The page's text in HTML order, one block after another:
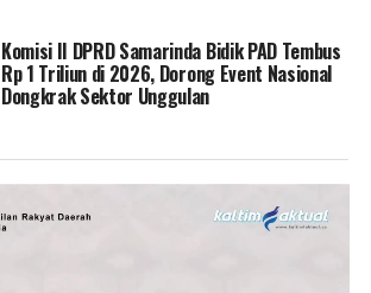
Komisi II DPRD Samarinda Bidik PAD Tembus
Rp 1 Triliun di 2026, Dorong Event Nasional
Dongkrak Sektor Unggulan